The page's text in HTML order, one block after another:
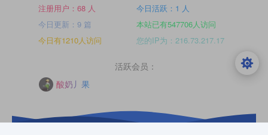
注册用户：68 人
今日活跃：1 人
今日更新：9 篇
本站已有547706人访问
今日有1210人访问
您的IP为：216.73.217.17
活跃会员：
酸奶丿果